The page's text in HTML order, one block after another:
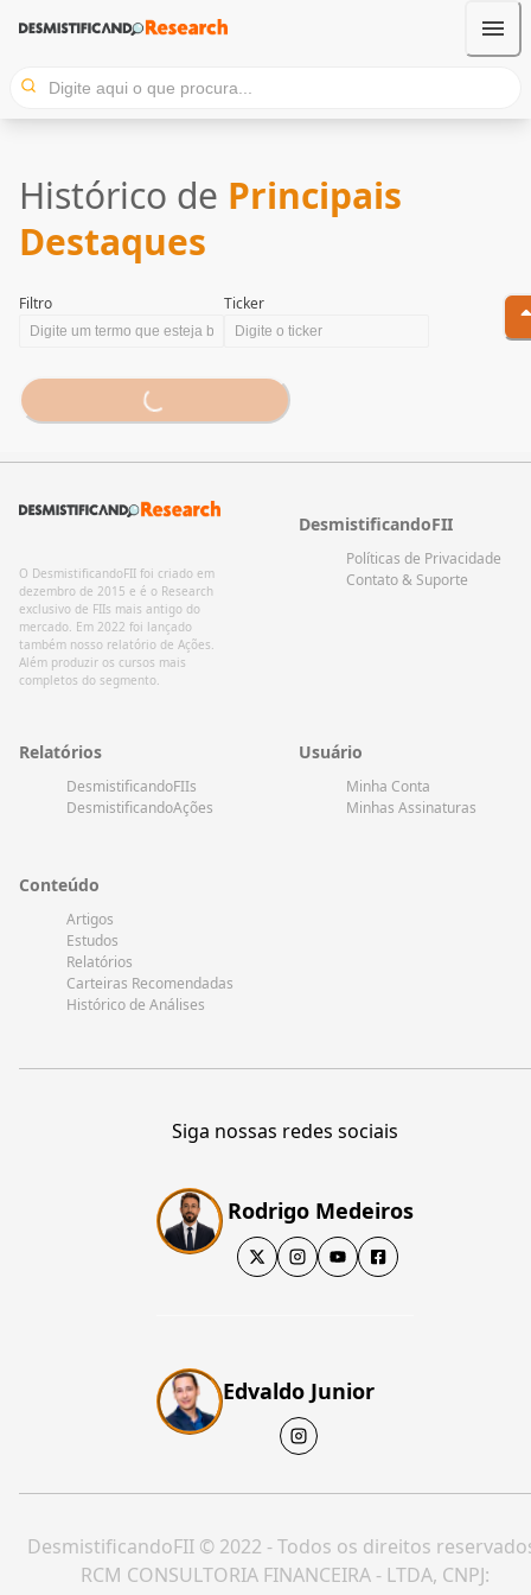
Histórico de Principais
Destaques
Filtro Ticker
Loading...
O DesmistificandoFII foi criado em
dezembro de 2015 e é o Research
exclusivo de FIIs mais antigo do
mercado. Em 2022 foi lançado
também nosso relatório de Ações.
Além produzir os cursos mais
completos do segmento.
DesmistificandoFII
Políticas de Privacidade
Contato & Suporte
Relatórios
DesmistificandoFIIs
DesmistificandoAções
Usuário
Minha Conta
Minhas Assinaturas
Conteúdo
Artigos
Estudos
Relatórios
Carteiras Recomendadas
Histórico de Análises
Siga nossas redes sociais
Rodrigo Medeiros
Edvaldo Junior
DesmistificandoFII © 2022 - Todos os direitos
RCM CONSULTORIA FINANCEIRA - LTDA, CNPJ: